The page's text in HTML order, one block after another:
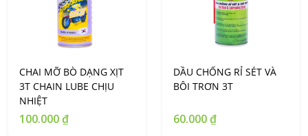
CHAI MỠ BÒ DẠNG XỊT
3T CHAIN LUBE CHỊU
NHIỆT
100.000 ₫
DẦU CHỐNG RỈ SÉT VÀ
BÔI TRƠN 3T
60.000 ₫